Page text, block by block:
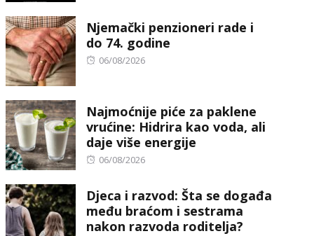
Njemački penzioneri rade i
do 74. godine
Posted
06/08/2026
Najmoćnije piće za paklene
vrućine: Hidrira kao voda, ali
daje više energije
Posted
06/08/2026
Djeca i razvod: Šta se događa
među braćom i sestrama
nakon razvoda roditelja?